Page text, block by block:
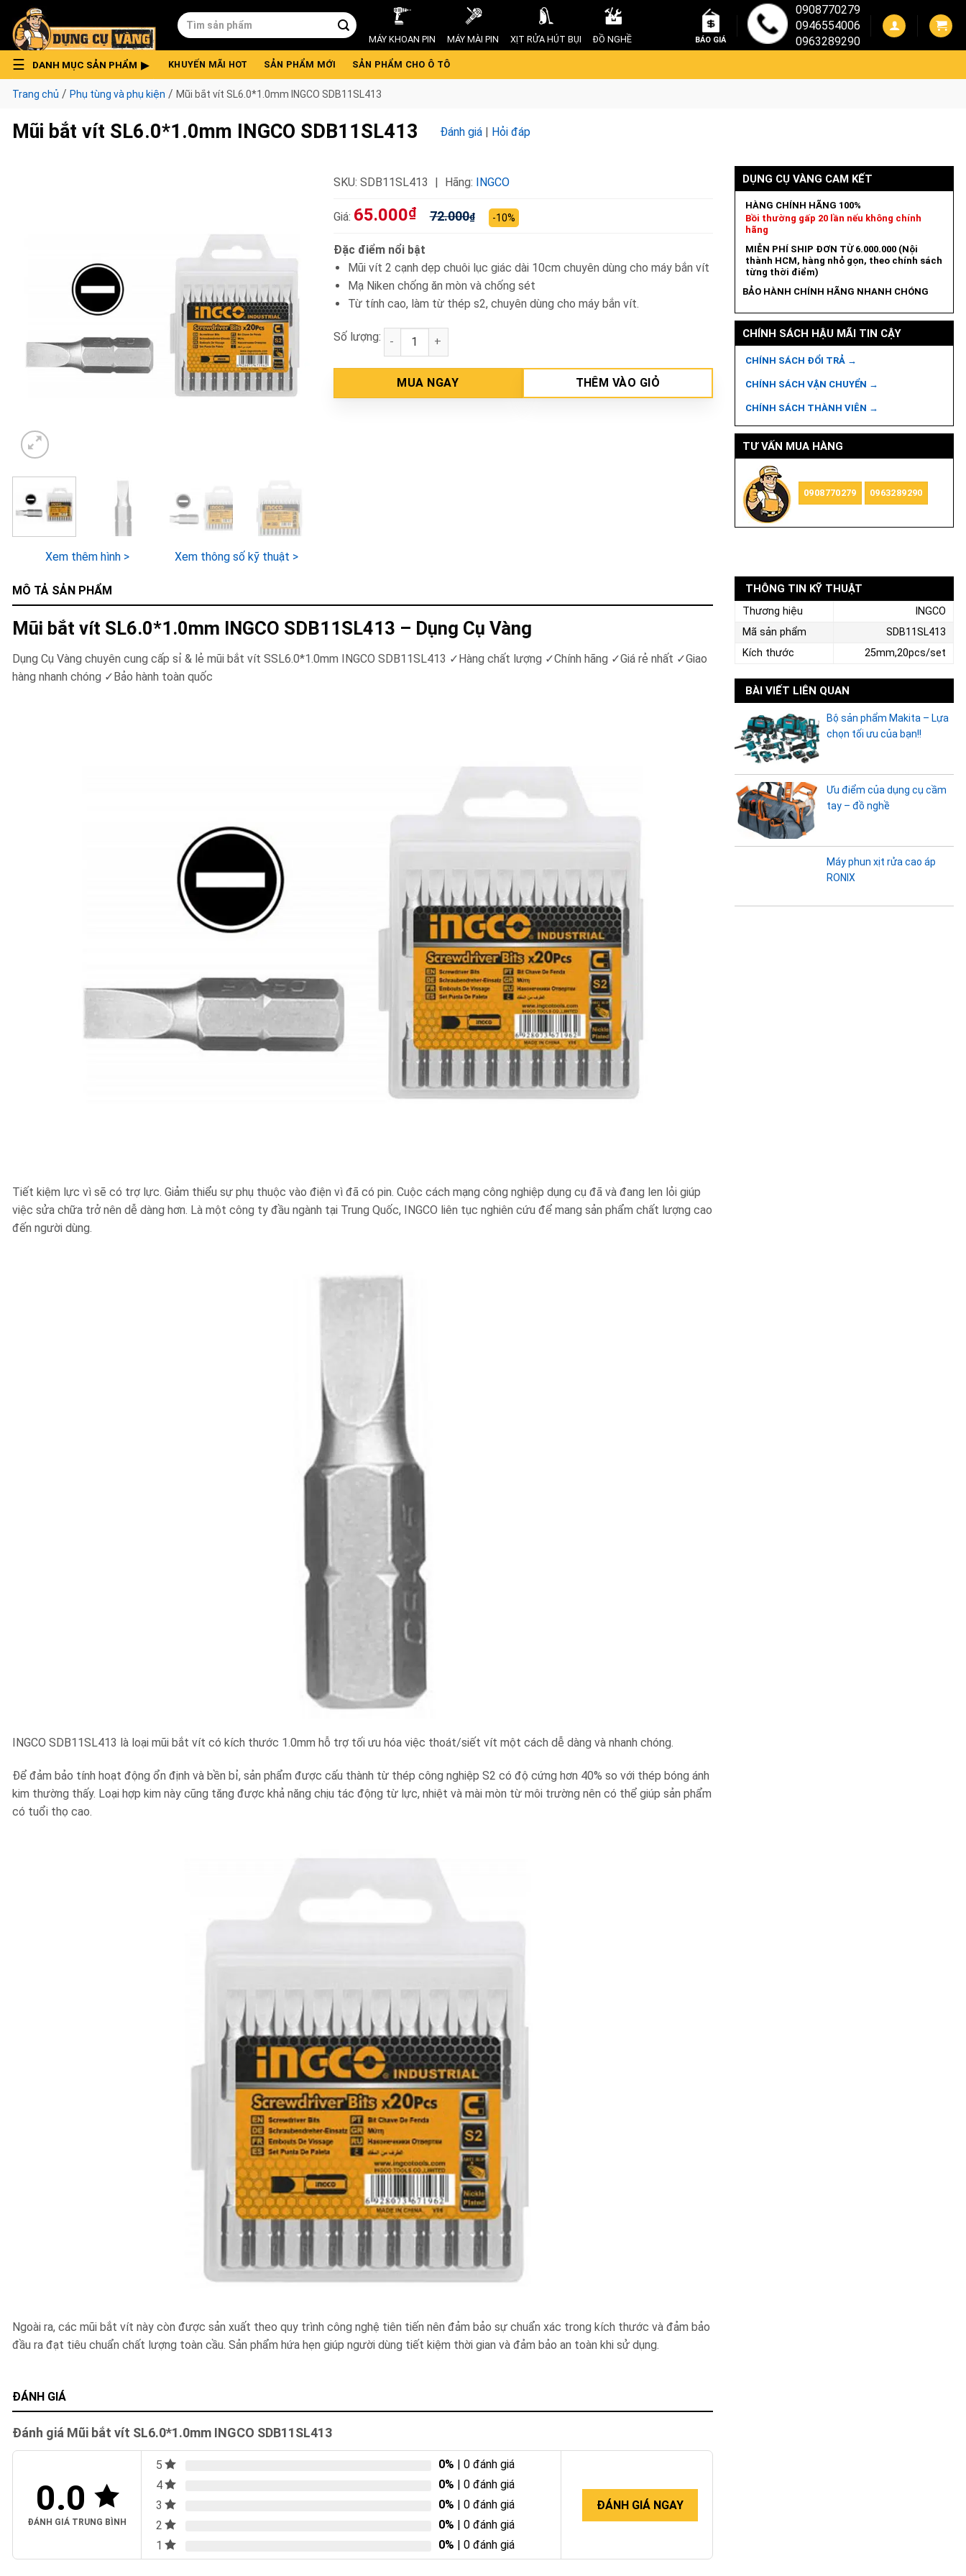
content
Tìm
kiếm:
MÁY KHOAN PIN MÁY MÀI PIN XỊT RỬA HÚT BỤI ĐỒ NGHỀ BÁO GIÁ
0908770279
0946554006
0963289290
DANH MỤC SẢN PHẨM KHUYẾN MÃI HOT SẢN PHẨM MỚI SẢN PHẨM CHO Ô TÔ
Trang chủ / Phụ tùng và phụ kiện / Mũi bắt vít SL6.0*1.0mm INGCO SDB11SL413
Mũi bắt vít SL6.0*1.0mm INGCO SDB11SL413 Đánh giá | Hỏi đáp
Xem thêm hình > Xem thông số kỹ thuật >
SKU: SDB11SL413 Hãng: INGCO
Giá: 65.000₫ 72.000₫ -10%
Đặc điểm nổi bật
Mũi vít 2 cạnh dẹp chuôi lục giác dài 10cm chuyên dùng cho máy bắn vít
Mạ Niken chống ăn mòn và chống sét
Từ tính cao, làm từ thép s2, chuyên dùng cho máy bắn vít.
Số lượng: Mũi bắt vít SL6.0*1.0mm INGCO SDB11SL413 số lượng
MUA NGAY THÊM VÀO GIỎ
DỤNG CỤ VÀNG CAM KẾT
HÀNG CHÍNH HÃNG 100%
Bồi thường gấp 20 lần nếu không chính
hãng
MIỄN PHÍ SHIP ĐƠN TỪ 6.000.000 (Nội
thành HCM, hàng nhỏ gọn, theo chính sách
từng thời điểm)
BẢO HÀNH CHÍNH HÃNG NHANH CHÓNG
CHÍNH SÁCH HẬU MÃI TIN CẬY
CHÍNH SÁCH ĐỔI TRẢ →
CHÍNH SÁCH VẬN CHUYỂN →
CHÍNH SÁCH THÀNH VIÊN →
TƯ VẤN MUA HÀNG
0908770279 0963289290
MÔ TẢ SẢN PHẨM
Mũi bắt vít SL6.0*1.0mm INGCO SDB11SL413 – Dụng Cụ Vàng
Dụng Cụ Vàng chuyên cung cấp sỉ & lẻ mũi bắt vít SSL6.0*1.0mm INGCO SDB11SL413 ✓Hàng chất lượng ✓Chính hãng ✓Giá rẻ nhất ✓Giao
hàng nhanh chóng ✓Bảo hành toàn quốc
Tiết kiệm lực vì sẽ có trợ lực. Giảm thiểu sự phụ thuộc vào điện vì đã có pin. Cuộc cách mạng công nghiệp dụng cụ đã và đang len lỏi giúp
việc sửa chữa trở nên dễ dàng hơn. Là một công ty đầu ngành tại Trung Quốc, INGCO liên tục nghiên cứu để mang sản phẩm chất lượng cao
đến người dùng.
INGCO SDB11SL413 là loại mũi bắt vít có kích thước 1.0mm hỗ trợ tối ưu hóa việc thoát/siết vít một cách dễ dàng và nhanh chóng.
Để đảm bảo tính hoạt động ổn định và bền bỉ, sản phẩm được cấu thành từ thép công nghiệp S2 có độ cứng hơn 40% so với thép bóng ánh
kim thường thấy. Loại hợp kim này cũng tăng được khả năng chịu tác động từ lực, nhiệt và mài mòn từ môi trường nên có thể giúp sản phẩm
có tuổi thọ cao.
Ngoài ra, các mũi bắt vít này còn được sản xuất theo quy trình công nghệ tiên tiến nên đảm bảo sự chuẩn xác trong kích thước và đảm bảo
đầu ra đạt tiêu chuẩn chất lượng toàn cầu. Sản phẩm hứa hẹn giúp người dùng tiết kiệm thời gian và đảm bảo an toàn khi sử dụng.
ĐÁNH GIÁ
Đánh giá Mũi bắt vít SL6.0*1.0mm INGCO SDB11SL413
0.0
ĐÁNH GIÁ TRUNG BÌNH
5 0% | 0 đánh giá
4
0% | 0 đánh giá
3
0% | 0 đánh giá
2
0% | 0 đánh giá
1
0% | 0 đánh giá
ĐÁNH GIÁ NGAY
THÔNG TIN KỸ THUẬT
Thương hiệu
INGCO
Mã sản phẩm
SDB11SL413
Kích thước
25mm,20pcs/set
BÀI VIẾT LIÊN QUAN
Bộ sản phẩm Makita – Lựa
chọn tối ưu của bạn!!
Ưu điểm của dụng cụ cầm
tay – đồ nghề
Máy phun xịt rửa cao áp
RONIX